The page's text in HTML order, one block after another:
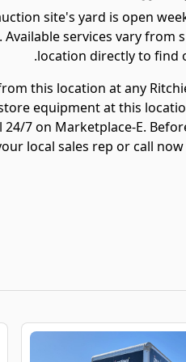
site's yard is open
services vary from
location directly to find
this location at any
equipment at this
7 on Marketplace-E.
local sales rep or call